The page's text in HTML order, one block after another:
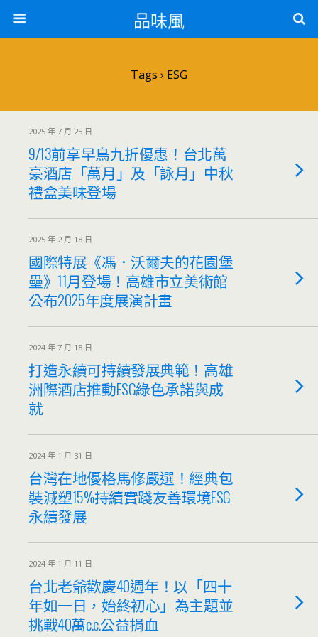
品味風
Tags › ESG
2025 年 7 月 25 日
9/13前享早鳥九折優惠！台北萬
豪酒店「萬月」及「詠月」中秋
禮盒美味登場
2025 年 2 月 18 日
國際特展《馮．沃爾夫的花園堡
壘》11月登場！高雄市立美術館
公布2025年度展演計畫
2024 年 7 月 18 日
打造永續可持續發展典範！高雄
洲際酒店推動ESG綠色承諾與成
就
2024 年 1 月 31 日
台灣在地優格馬修嚴選！經典包
裝減塑15%持續實踐友善環境ESG
永續發展
2024 年 1 月 11 日
台北老爺歡慶40週年！以「四十
年如一日，始終初心」為主題並
挑戰40萬c.c.公益捐血